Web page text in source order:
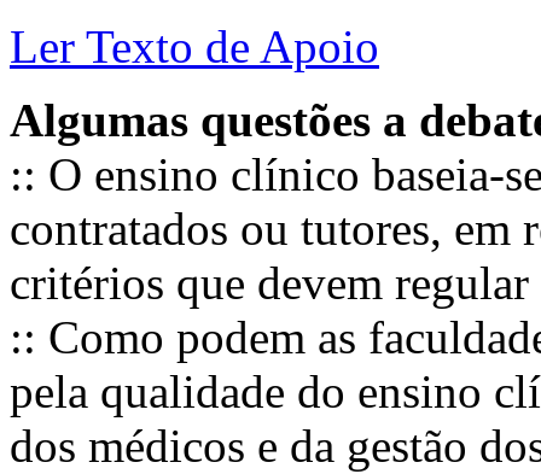
Ler Texto de Apoio
Algumas questões a
:: O ensino clínico baseia-
contratados ou tutores, em
critérios que devem regular
:: Como podem as
pela qualidade do ensino
dos médicos e da gestão